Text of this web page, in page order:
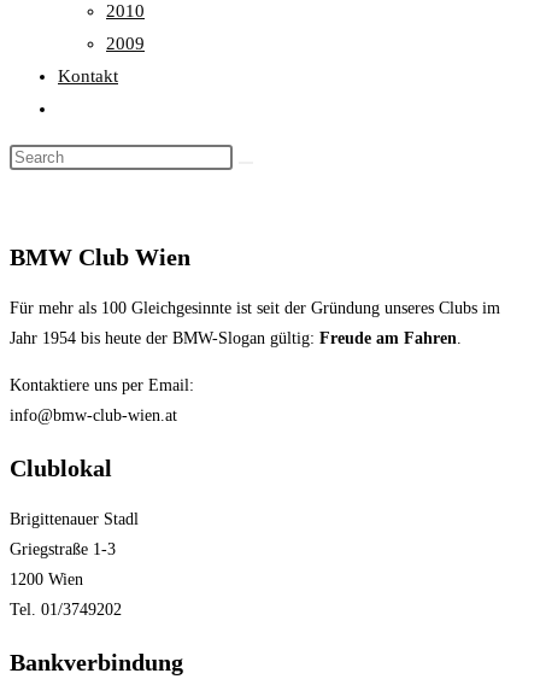
2010
2009
Kontakt
search
Search
BMW Club Wien
Für mehr als 100 Gleichgesinnte ist seit der Gründung unseres Clubs im
Jahr 1954 bis heute der BMW-Slogan gültig: Freude am Fahren.
Kontaktiere uns per Email:
info@bmw-club-wien.at
Clublokal
Brigittenauer Stadl
Griegstraße 1-3
1200 Wien
Tel. 01/3749202
Bankverbindung